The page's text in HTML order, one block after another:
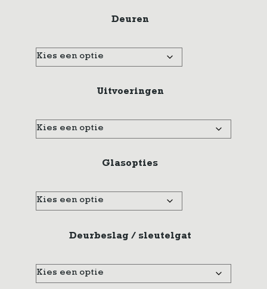
Deuren
Uitvoeringen
Glasopties
Deurbeslag / sleutelgat